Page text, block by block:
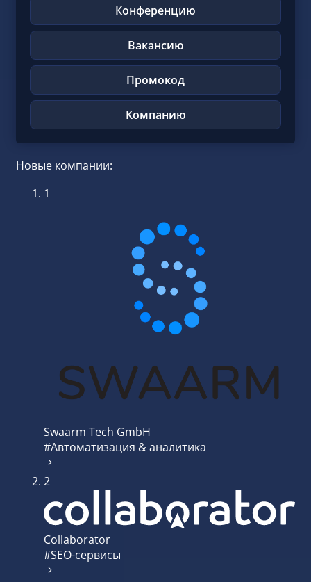
Конференцию
Вакансию
Промокод
Компанию
Новые компании:
1
Swaarm Tech GmbH
#Автоматизация & аналитика
2
Collaborator
#SEO-сервисы